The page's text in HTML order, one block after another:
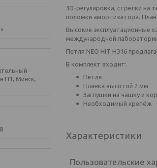
3D-регулировка, стрелки на
поломки амортизатора.
Высокие эксплуатационные
международной
Петля NEO HIT H316
В комплект входит:
Петля
Планка высотой 2 мм
Заглушки на чашку и
Необходимый крепёж
Характеристики
Пользовательские
П1, Минск,